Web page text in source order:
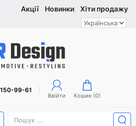
Акції Новинки Хіти продажу
99-61
Ввійти Кошик (0)